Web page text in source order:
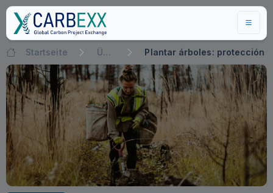
Startseite Über uns Plantar árboles: protección